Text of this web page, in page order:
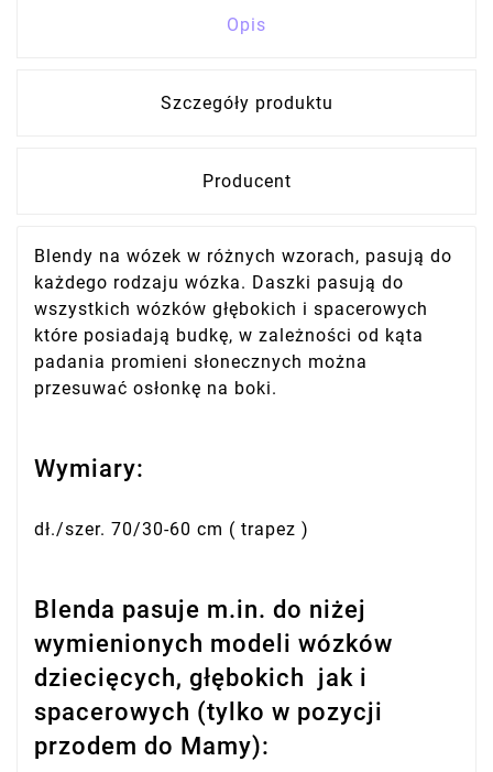
Opis
Szczegóły produktu
Producent
Blendy na wózek w różnych wzorach, pasują do
każdego rodzaju wózka. Daszki pasują do
wszystkich wózków głębokich i spacerowych
które posiadają budkę, w zależności od kąta
padania promieni słonecznych można
przesuwać osłonkę na boki.
Wymiary:
dł./szer. 70/30-60 cm ( trapez )
Blenda pasuje m.in. do niżej
wymienionych modeli wózków
dziecięcych, głębokich jak i
spacerowych (tylko w pozycji
przodem do Mamy):